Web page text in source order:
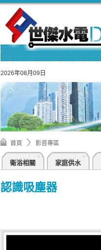
2026年08月09日
首頁 影音專區
衛浴相關 家庭供水
認識吸塵器